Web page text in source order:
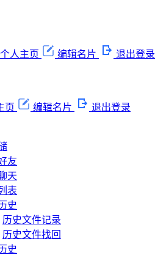
个人主页 编辑名片 退出登录
页 编辑名片 退出登录
友
天
表
史
历史文件记录
历史文件找回
史